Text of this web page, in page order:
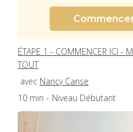
ÉTAPE 1 - COMMENCER ICI -
TOUT
avec Nancy Canse
10 min - Niveau Débutant